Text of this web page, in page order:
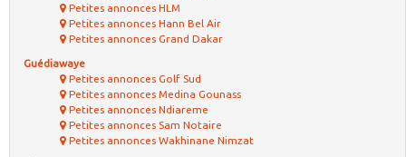
Petites annonces HLM
Petites annonces Hann Bel Air
Petites annonces Grand Dakar
Guédiawaye
Petites annonces Golf Sud
Petites annonces Medina Gounass
Petites annonces Ndiareme
Petites annonces Sam Notaire
Petites annonces Wakhinane Nimzat